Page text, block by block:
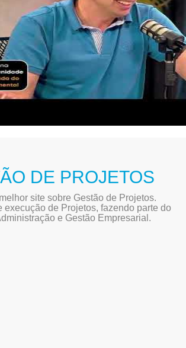
DE PROJETOS
site sobre Gestão de Projetos.
execução de Projetos, fazendo parte do
e Gestão Empresarial.